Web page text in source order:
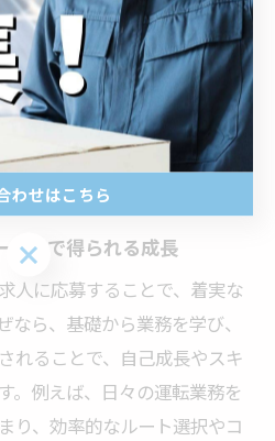
を覚えられるカリキュラム
が用意されているためです。
崎市の求人では、入社後の基
実にスキルアップできます。
、誰もが長く安定して働ける
もつながります。
求人で得られる成長
人に応募することで、着実な
ら、基礎から業務を学び、
れることで、自己成長やスキ
。例えば、日々の運転業務を
り、効率的なルート選択やコ
わせはこちら
わせはこちら